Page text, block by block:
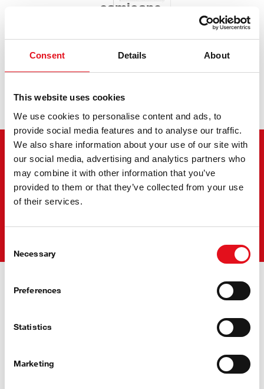
Consent Details About
This website uses cookies
We use cookies to personalise content and ads, to
provide social media features and to analyse our traffic.
We also share information about your use of our site with
our social media, advertising and analytics partners who
may combine it with other information that you’ve
provided to them or that they’ve collected from your use
of their services.
Selection
Necessary
Preferences
Statistics
Marketing
De la Haos la Armonie
Un singur brand. O singură
Mai puțină complexitate în
aprovizionarea din jurul roții.
Construit pentru Viața Reală